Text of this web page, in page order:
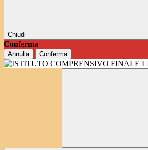
Chiudi
Conferma
Annulla Conferma